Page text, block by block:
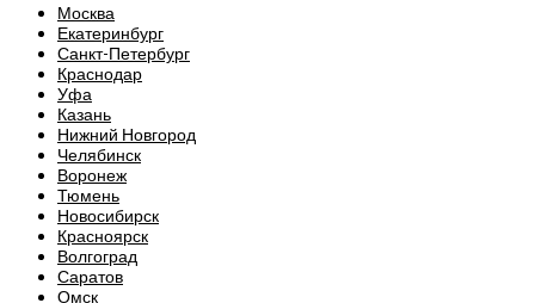
Москва
Екатеринбург
Санкт-Петербург
Краснодар
Уфа
Казань
Нижний Новгород
Челябинск
Воронеж
Тюмень
Новосибирск
Красноярск
Волгоград
Саратов
Омск